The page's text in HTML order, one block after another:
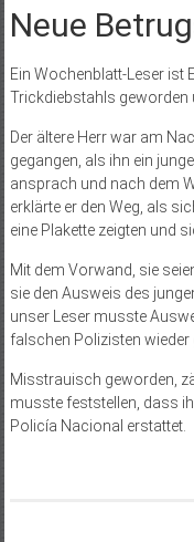
Neue
Ein Wochenblatt-Leser ist
Trickdiebstahls geworden
Der ältere Herr war am
gegangen, als ihn ein
ansprach und nach dem
erklärte er den Weg, als
eine Plakette zeigten und
Mit dem Vorwand, sie
sie den Ausweis des
unser Leser musste
falschen Polizisten wieder
Misstrauisch geworden,
musste feststellen, dass
Policía Nacional erstattet.